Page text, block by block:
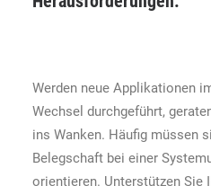
Werden neue Applikationen
Wechsel durchgeführt,
ins Wanken. Häufig müssen
Belegschaft bei einer
orientieren. Unterstützen Sie